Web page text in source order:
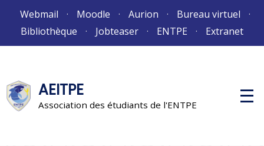
Webmail Moodle Aurion
Bureau virtuel
Bibliothèque
Jobteaser ENTPE Extranet
AEITPE
Association des étudiants de l'ENTPE
M
e